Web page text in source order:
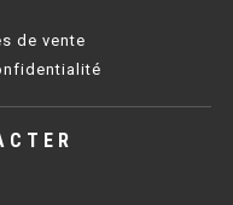
de vente